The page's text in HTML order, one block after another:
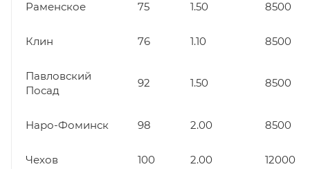
Раменское 75 1.50 8500
Клин 76 1.10 8500
Павловский
Посад
92 1.50 8500
Наро-Фоминск 98 2.00 8500
Чехов 100 2.00 12000